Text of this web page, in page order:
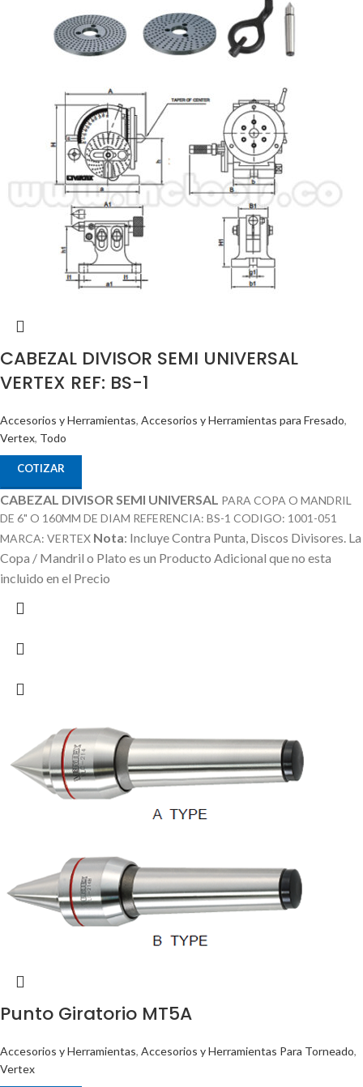
CABEZAL DIVISOR SEMI UNIVERSAL
VERTEX REF: BS-1
Accesorios y Herramientas, Accesorios y Herramientas para Fresado,
Vertex, Todo
COTIZAR
CABEZAL DIVISOR SEMI UNIVERSAL PARA COPA O MANDRIL
DE 6" O 160MM DE DIAM REFERENCIA: BS-1 CODIGO: 1001-051
MARCA: VERTEX Nota: Incluye Contra Punta, Discos Divisores. La
Copa / Mandril o Plato es un Producto Adicional que no esta
incluido en el Precio
Punto Giratorio MT5A
Accesorios y Herramientas, Accesorios y Herramientas Para Torneado,
Vertex